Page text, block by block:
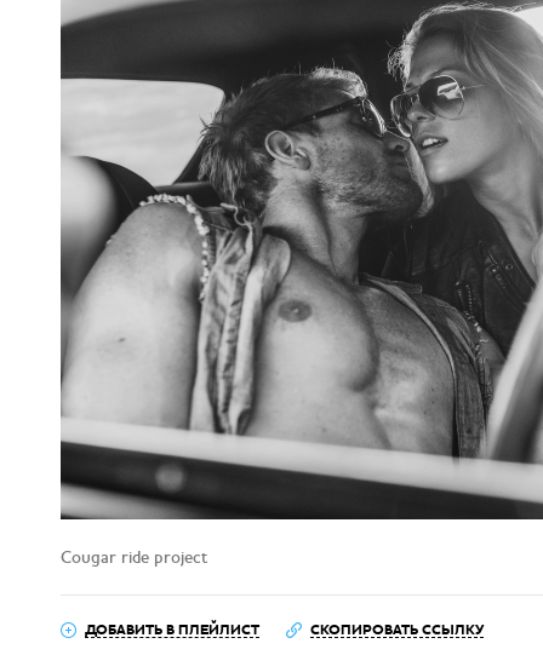
Cougar ride project
ДОБАВИТЬ В ПЛЕЙЛИСТ СКОПИРОВАТЬ ССЫЛКУ